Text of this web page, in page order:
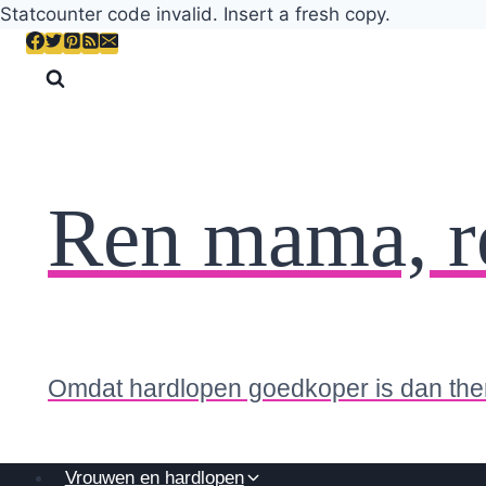
Statcounter code invalid. Insert a fresh copy.
Skip
Ren mama,
Omdat hardlopen goedkoper is dan
Vrouwen en hardlopen